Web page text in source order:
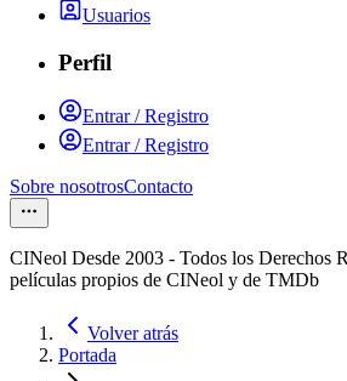
Usuarios
Perfil
Entrar / Registro
Entrar / Registro
Sobre nosotrosContacto
CINeol Desde 2003 - Todos los Derechos
películas propios de CINeol y de TMDb
Volver atrás
Portada